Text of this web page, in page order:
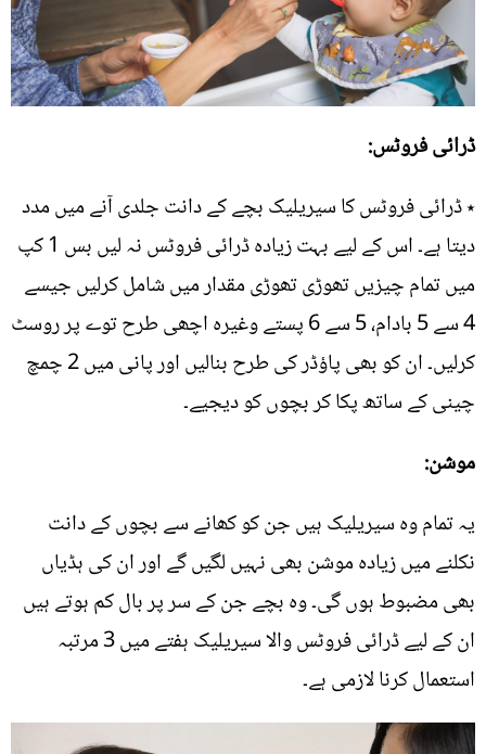
ڈرائی فروٹس:
٭ ڈرائی فروٹس کا سیریلیک بچے کے دانت جلدی آنے میں مدد
دیتا ہے۔ اس کے لیے بہت زیادہ ڈرائی فروٹس نہ لیں بس 1 کپ
میں تمام چیزیں تھوڑی تھوڑی مقدار میں شامل کرلیں جیسے
4 سے 5 بادام، 5 سے 6 پستے وغیرہ اچھی طرح توے پر روسٹ
کرلیں۔ ان کو بھی پاؤڈر کی طرح بنالیں اور پانی میں 2 چمچ
چینی کے ساتھ پکا کر بچوں کو دیجیے۔
موشن:
یہ تمام وہ سیریلیک ہیں جن کو کھانے سے بچوں کے دانت
نکلنے میں زیادہ موشن بھی نہیں لگیں گے اور ان کی ہڈیاں
بھی مضبوط ہوں گی۔ وہ بچے جن کے سر پر بال کم ہوتے ہیں
ان کے لیے ڈرائی فروٹس والا سیریلیک ہفتے میں 3 مرتبہ
استعمال کرنا لازمی ہے۔